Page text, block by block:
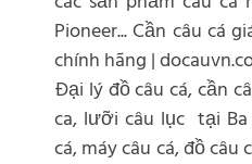
Pioneer... Cần câu cá
chính hãng |
Đại lý đồ câu cá, cần
ca, lưỡi câu lục tại
cá, máy câu cá, đồ